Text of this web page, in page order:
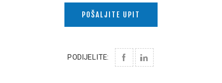
POŠALJITE UPIT
PODIJELITE: